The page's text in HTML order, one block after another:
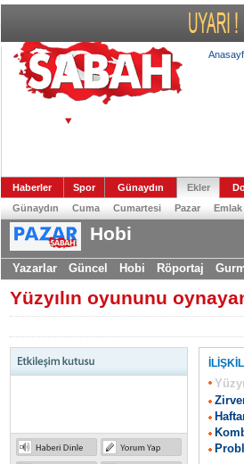
Haberler Spor Günaydın Ekler
Günaydın
Cuma Cumartesi Pazar Emlak
Hobi
Yazarlar Güncel Hobi Röportaj
Yüzyılın oyununu